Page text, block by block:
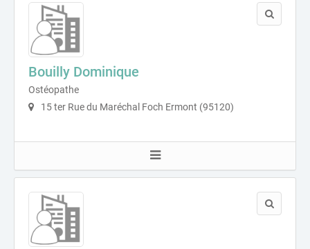
Bouilly Dominique
Ostéopathe
15 ter Rue du Maréchal Foch Ermont (95120)